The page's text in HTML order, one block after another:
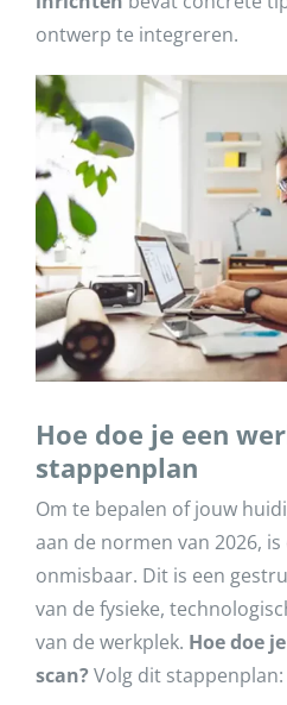
ontwerp te integreren.
Hoe doe je een
stappenplan
Om te bepalen of jouw
aan de normen van 2026,
onmisbaar. Dit is een
van de fysieke,
van de werkplek. Hoe doe
scan? Volg dit stappenplan: